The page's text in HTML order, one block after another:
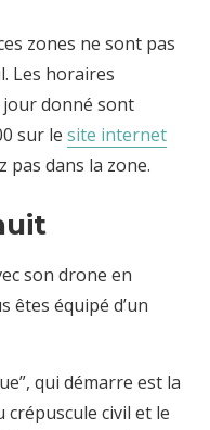
zones ne sont pas
Les horaires
jour donné sont
sur le site internet
pas dans la zone.
son drone en
êtes équipé d’un
qui démarre est la
civil et le